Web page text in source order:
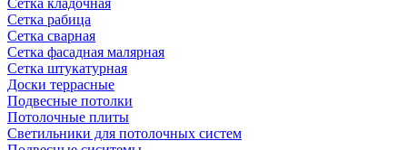
Сетка кладочная
Сетка рабица
Сетка сварная
Сетка фасадная малярная
Сетка штукатурная
Доски террасные
Подвесные потолки
Потолочные плиты
Светильники для потолочных систем